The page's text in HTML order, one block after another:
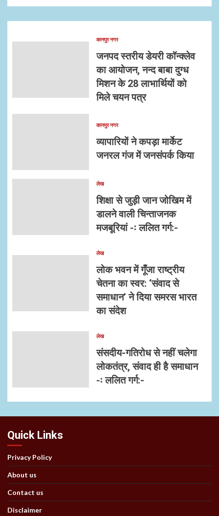
कानपुर नगर
जनपद स्तरीय डेयरी कॉन्क्लेव
का आयोजन, नन्द बाबा दुग्ध
मिशन के 28 लाभार्थियों को
मिले चयन पत्र
कानपुर नगर
व्यापारियों ने कपड़ा मार्केट
जनरल गंज में जनसंपर्क किया
लेख
शिक्षा से जुड़ी जान जोखिम में
डालने वाली चिन्ताजनक
मजबूरियां -ः ललित गर्ग:-
लेख
लोक भवन में गूँजा राष्ट्रीय
चेतना का स्वर: ‘संवाद से
समाधान’ ने दिया समरस भारत
का संदेश
लेख
संसदीय-गतिरोध से नहीं चलेगा
लोकतंत्र, संवाद ही है समाधान
-ः ललित गर्ग:-
Quick Links
Privacy Policy
About us
Contact us
Disclaimer